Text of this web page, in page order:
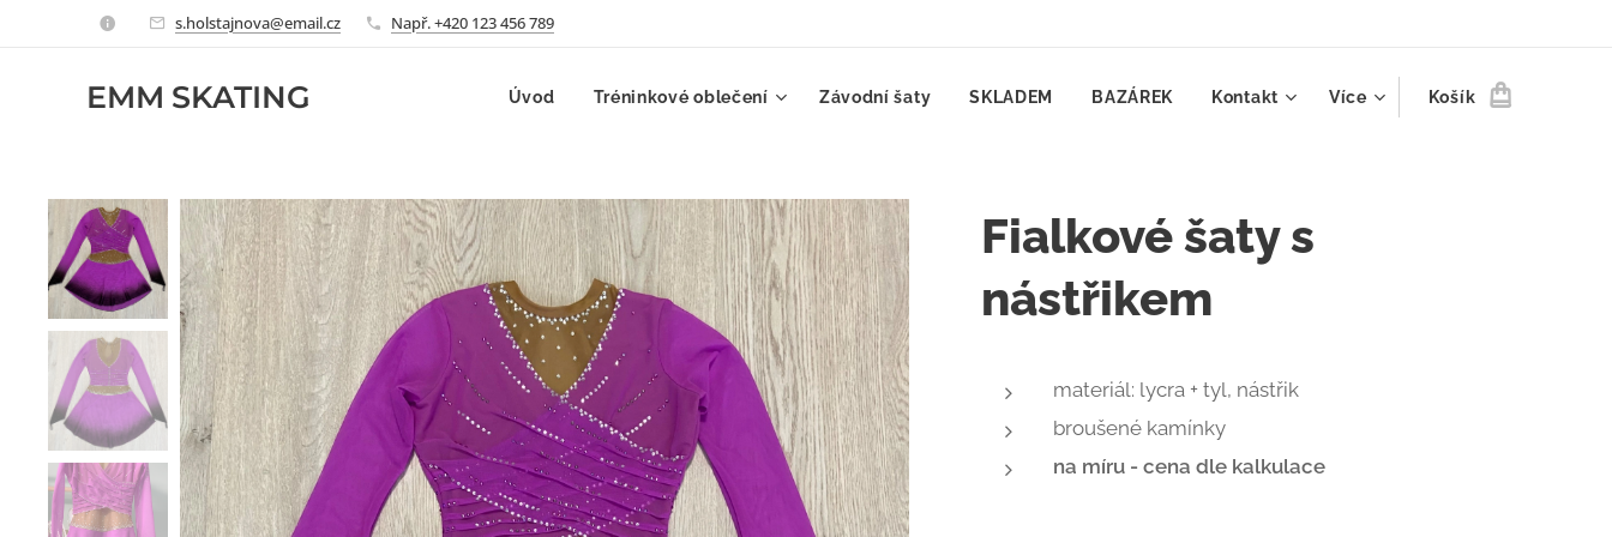
s.holstajnova@email.cz Např. +420 123 456 789
EMM SKATING Úvod Tréninkové oblečení Závodní šaty SKLADEM BAZÁREK Kontakt Více Košík
Fialkové šaty s
nástřikem
materiál: lycra + tyl, nástřik
broušené kamínky
na míru - cena dle kalkulace